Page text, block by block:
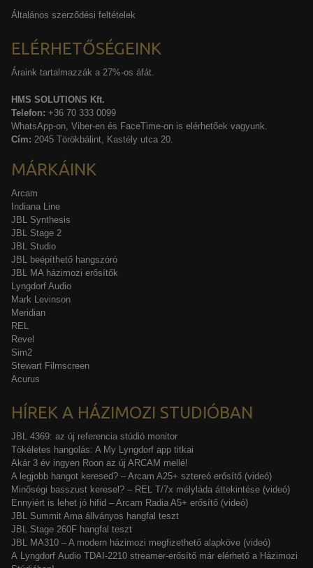
Általános szerződési feltételek
ELÉRHETŐSÉGEINK
Áraink tartalmazzák a 27%-os áfát.
HMS SOLUTIONS Kft.
Telefon: +36 70 333 0099
WhatsApp-on, Viber-en és FaceTime-on is elérhetőek vagyunk.
Cím: 2045 Törökbálint, Kastély utca 20.
MÁRKÁINK
Arcam
Indiana Line
JBL Synthesis
JBL Stage 2
JBL Studio
JBL beépíthető hangszóró
JBL MA házimozi erősítők
Lyngdorf Audio
Mark Levinson
Meridian
REL
Revel
Sim2
Stewart Filmscreen
Acurus
HÍREK A HÁZIMOZI STUDIÓBAN
JBL 4369: az új referencia stúdió monitor
Tökéletes hangolás: A My Lyngdorf app titkai
Akár 3 év ingyen Roon az új ARCAM mellé!
A legjobb hangot keresed? – Arcam A25+ sztereó erősítő (videó)
Minőségi basszust keresel? – REL T/7x mélyláda áttekintése (videó)
Ennyiért is lehet jó hifid – Arcam Radia A5+ erősítő (videó)
JBL Summit Ama állványos hangfal teszt
JBL Stage 260F hangfal teszt
JBL MA310 – A modern házimozi megfizethető alapköve (videó)
A Lyngdorf Audio TDAI-2210 streamer-erősítő már elérhető a Házimozi